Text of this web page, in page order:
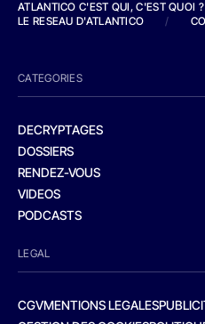
ATLANTICO C'EST QUI, C'EST QUOI ?
LE RESEAU D'ATLANTICO
/
CATEGORIES
DECRYPTAGES
DOSSIERS
RENDEZ-VOUS
VIDEOS
PODCASTS
LEGAL
CGVMENTIONS LEGALES